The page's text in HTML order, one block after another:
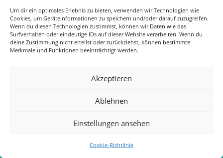
Um dir ein optimales Erlebnis zu bieten, verwenden wir Technologien wie
Cookies, um Geräteinformationen zu speichern und/oder darauf zuzugreifen.
Wenn du diesen Technologien zustimmst, können wir Daten wie das
Surfverhalten oder eindeutige IDs auf dieser Website verarbeiten. Wenn du
deine Zustimmung nicht erteilst oder zurückziehst, können bestimmte
Merkmale und Funktionen beeinträchtigt werden.
Akzeptieren
Ablehnen
Einstellungen ansehen
Cookie-Richtlinie
Impressum Datenschutz Cookie-Richtlinie (EU)